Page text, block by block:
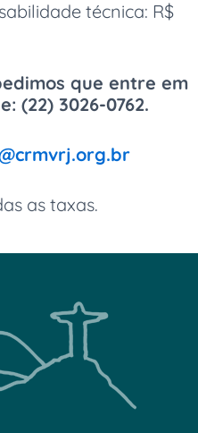
técnica: R$
que entre em
(22) 3026-0762.
as taxas.